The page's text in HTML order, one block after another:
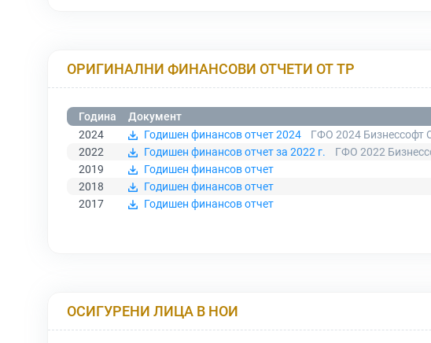
ОРИГИНАЛНИ ФИНАНСОВИ ОТЧЕТИ ОТ ТР
Година
Документ
2024
Годишен финансов отчет 2024
ГФО 2024 Бизнессофт
2022
Годишен финансов отчет за 2022 г.
ГФО 2022
2019
Годишен финансов отчет
2018
Годишен финансов отчет
2017
Годишен финансов отчет
ОСИГУРЕНИ ЛИЦА В НОИ